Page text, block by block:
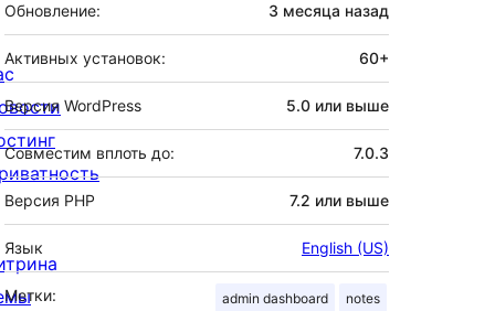
Обновление: 3 месяца назад
Активных установок: 60+
Версия WordPress 5.0 или выше
Совместим вплоть до: 7.0.3
Версия PHP 7.2 или выше
Язык English (US)
Метки: admin dashboard notes